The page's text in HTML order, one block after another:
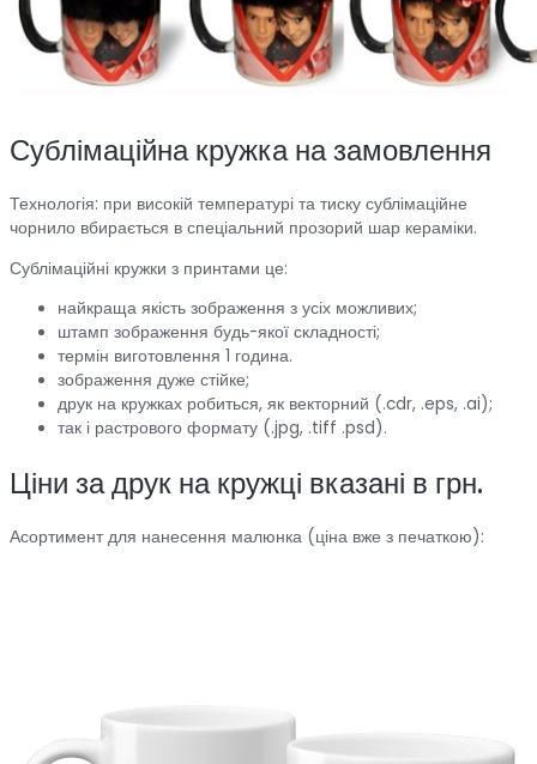
Сублімаційна кружка на замовлення
Технологія: при високій температурі та тиску сублімаційне
чорнило вбирається в спеціальний прозорий шар кераміки.
Сублімаційні кружки з принтами це:
найкраща якість зображення з усіх можливих;
штамп зображення будь-якої складності;
термін виготовлення 1 година.
зображення дуже стійке;
друк на кружках робиться, як векторний (.cdr, .eps, .ai);
так і растрового формату (.jpg, .tiff .psd).
Ціни за друк на кружці вказані в грн.
Асортимент для нанесення малюнка (ціна вже з печаткою):